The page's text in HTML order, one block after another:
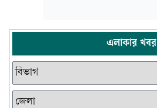
এলাকার খবর